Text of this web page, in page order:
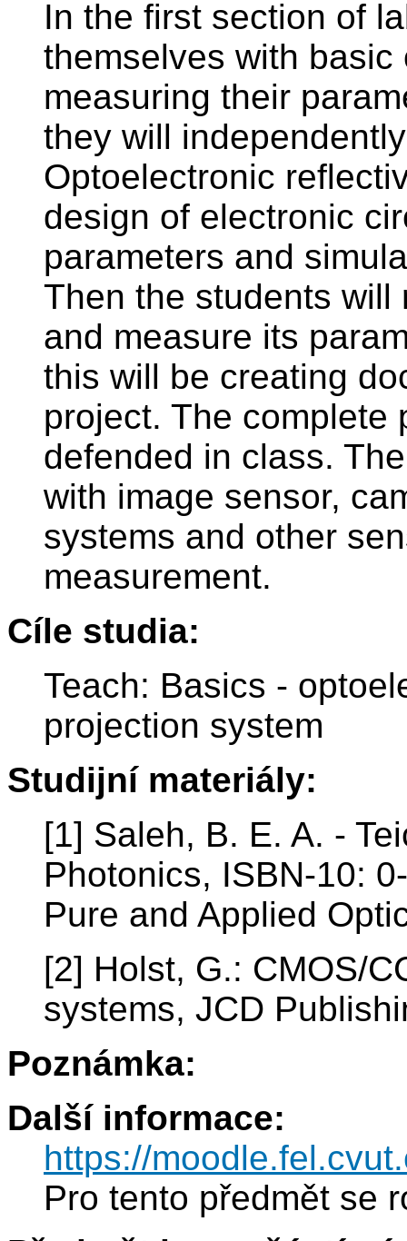
In the first section of
themselves with
measuring their
they will
Optoelectronic
design of electronic
parameters and
Then the students
and measure its
this will be creating
project. The complete
defended in class.
with image sensor,
systems and other
measurement.
Cíle studia:
Teach: Basics -
projection system
Studijní materiály:
[1] Saleh, B. E. A. -
Photonics, ISBN-10:
Pure and Applied
[2] Holst, G.: CMOS/
systems, JCD
Poznámka:
Další informace:
https://
Pro tento předmět se